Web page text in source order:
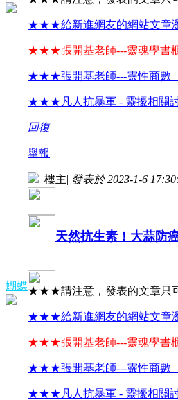
★★★給新進網友的網站文
★★★張開基老師---靈魂學
★★★張開基老師---靈性商數
★★★凡人抗暴軍 - 靈擾相
回復
舉報
蝴蝶
樓主| 發表於 2023-1-6
天然抗生素！大蒜防
★★★請注意，發表的文章只
★★★給新進網友的網站文
★★★張開基老師---靈魂學
★★★張開基老師---靈性商數
★★★凡人抗暴軍 - 靈擾相